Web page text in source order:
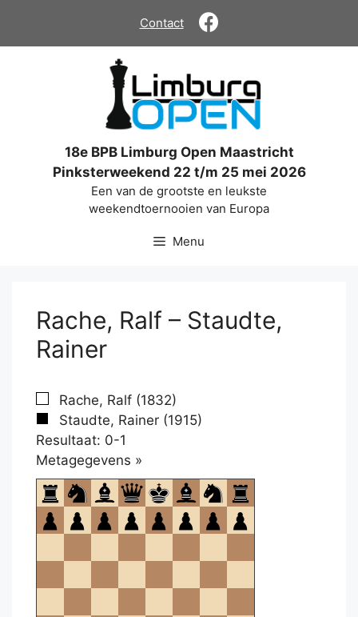
de
Contact
18e BPB Limburg Open Maastricht
Pinksterweekend 22 t/m 25 mei 2026
Een van de grootste en leukste
weekendtoernooien van Europa
Menu
Rache, Ralf – Staudte,
Rainer
Rache, Ralf (1832)
Staudte, Rainer (1915)
Resultaat: 0-1
Metagegevens »
om
te
openen.